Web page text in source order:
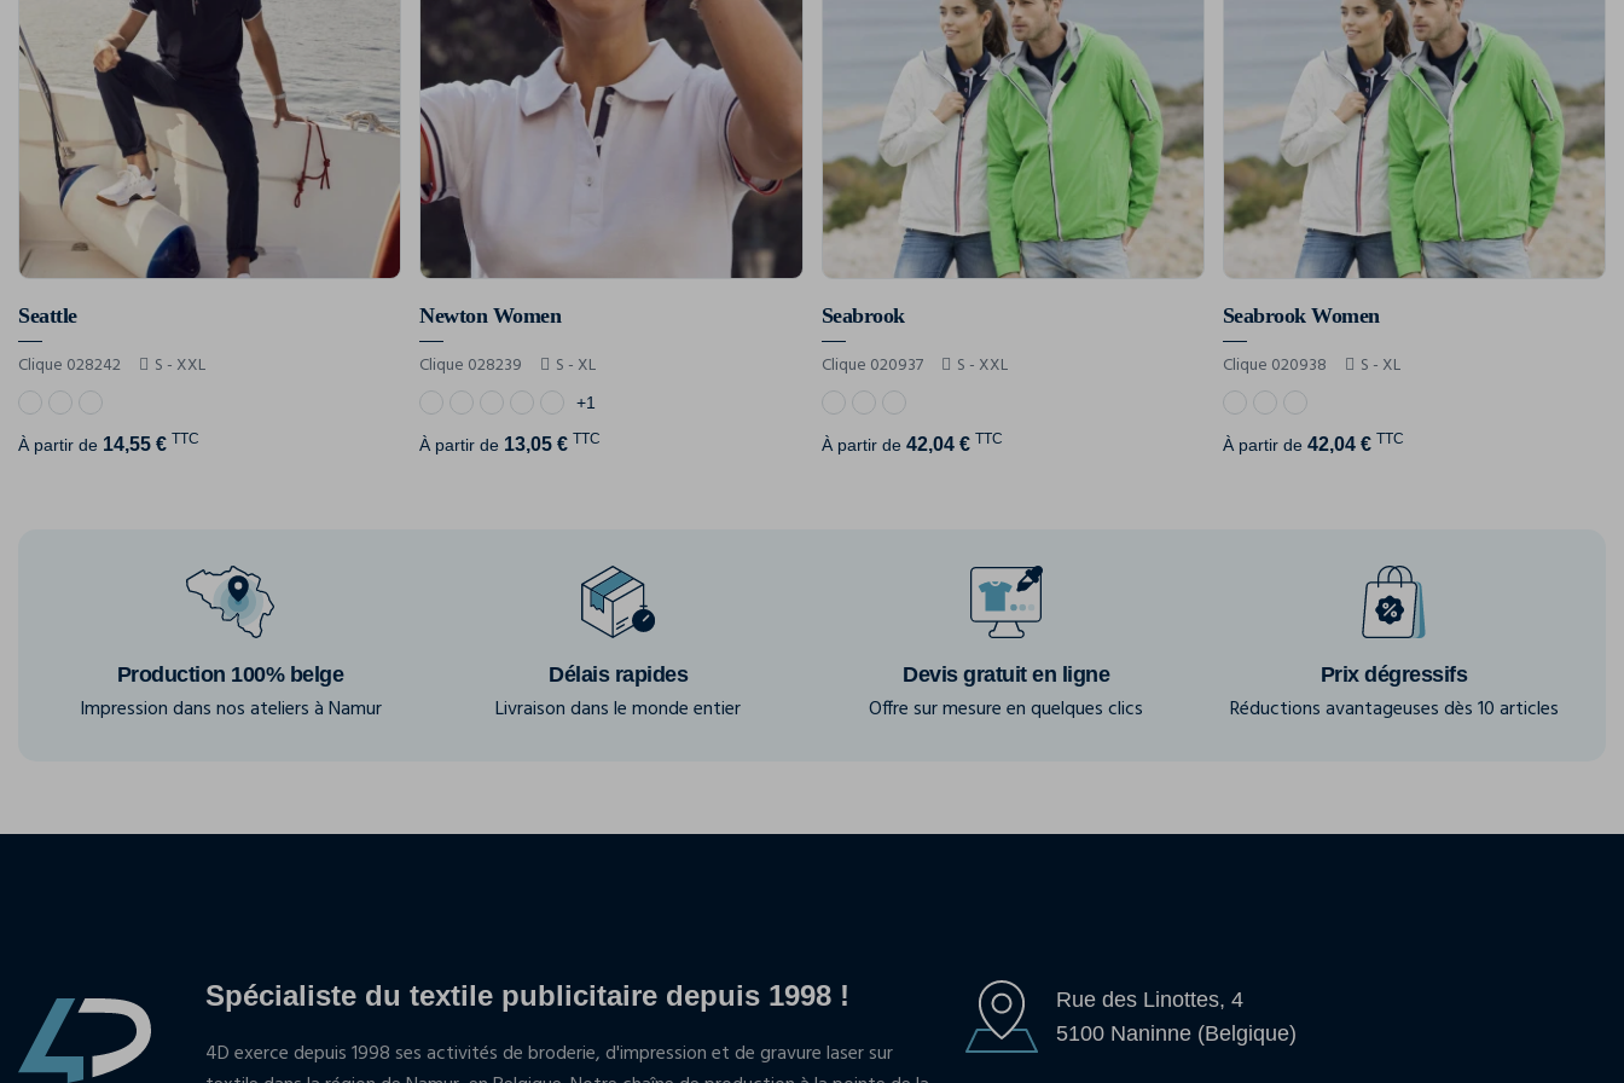
Seattle
Clique 028242 S - XXL
À partir de 14,55 € TTC
Newton Women
Clique 028239 S - XL
+1
À partir de 13,05 € TTC
Seabrook
Clique 020937 S - XXL
À partir de 42,04 € TTC
Seabrook Women
Clique 020938 S - XL
À partir de 42,04 € TTC
Production 100% belge
Impression dans nos ateliers à Namur
Délais rapides
Livraison dans le monde entier
Devis gratuit en ligne
Offre sur mesure en quelques clics
Prix dégressifs
Réductions avantageuses dès 10 articles
Spécialiste du textile publicitaire depuis 1998 !
4D exerce depuis 1998 ses activités de broderie, d'impression et de gravure laser sur
Rue des Linottes, 4
5100 Naninne (Belgique)